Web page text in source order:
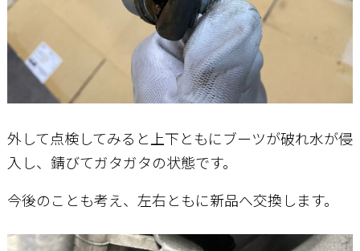
外して点検してみると上下ともにブーツが破れ水が侵
入し、錆びてガタガタの状態です。
今後のことも考え、左右ともに新品へ交換します。